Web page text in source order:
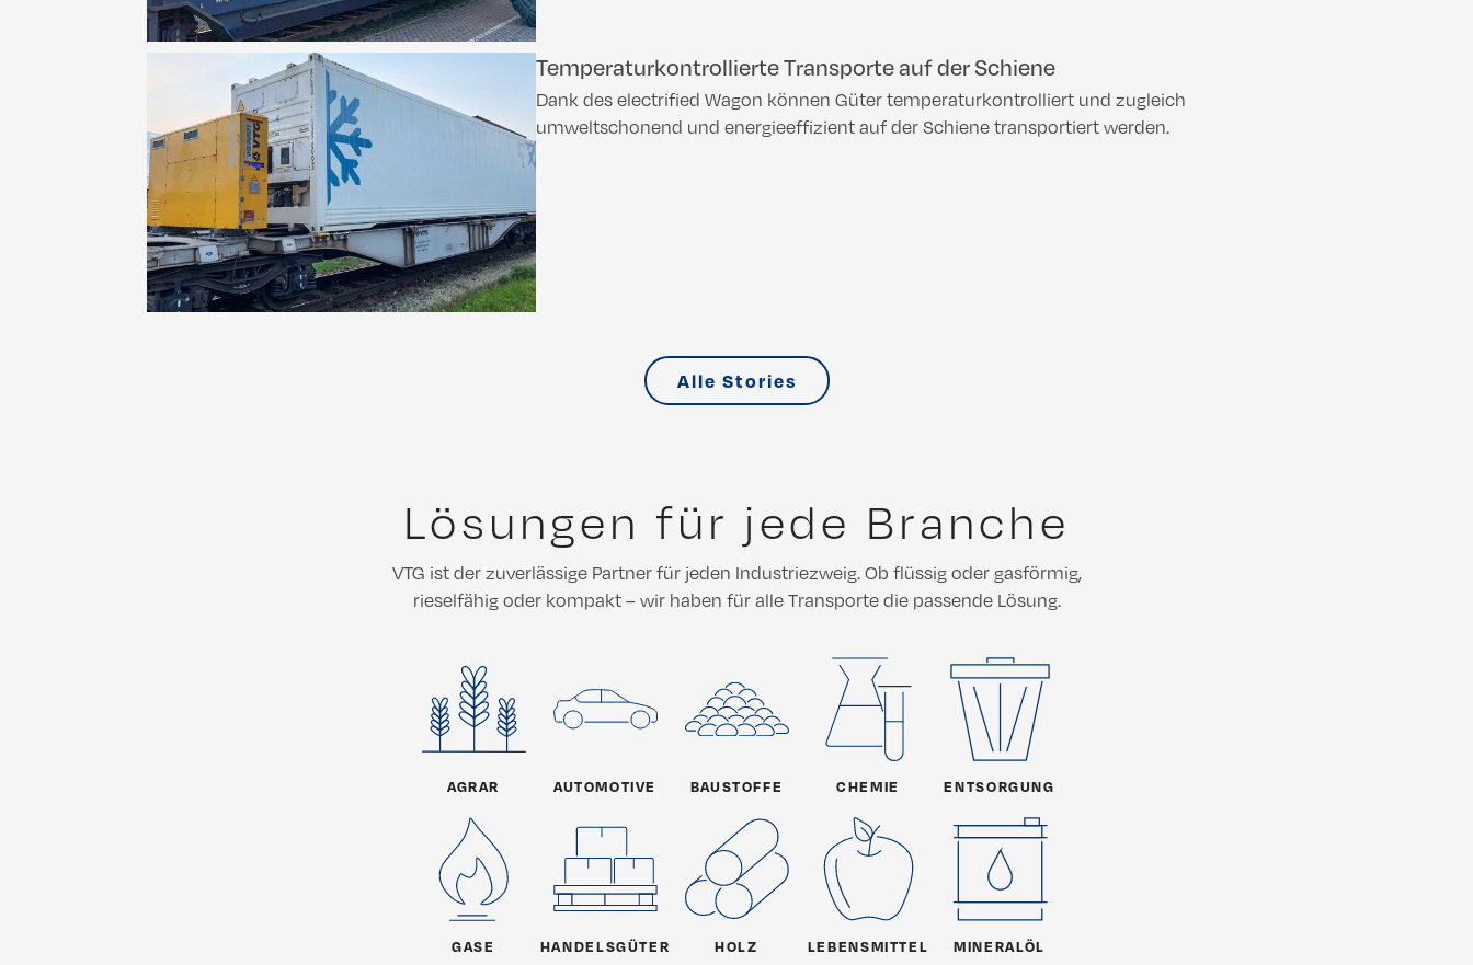
Temperaturkontrollierte Transporte auf der Schiene
Dank des electrified Wagon können Güter temperaturkontrolliert und zugleich
umweltschonend und energieeffizient auf der Schiene transportiert werden.
Alle Stories
Lösungen für jede Branche
VTG ist der zuverlässige Partner für jeden Industriezweig. Ob flüssig oder gasförmig,
rieselfähig oder kompakt – wir haben für alle Transporte die passende Lösung.
AGRAR AUTOMOTIVE BAUSTOFFE CHEMIE ENTSORGUNG
GASE HANDELSGÜTER HOLZ LEBENSMITTEL MINERALÖL